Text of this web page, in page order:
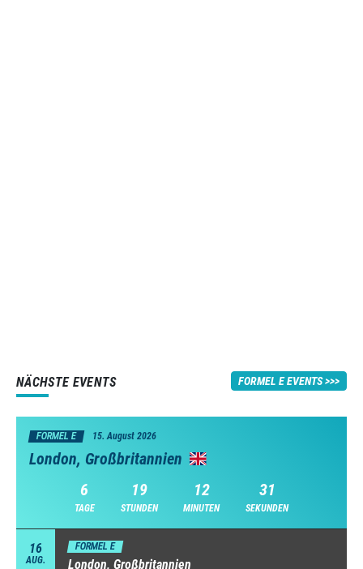
NÄCHSTE EVENTS FORMEL E EVENTS
FORMEL E 15. August 2026
London, Großbritannien
6
TAGE
19
STUNDEN
12
MINUTEN
30
SEKUNDEN
16
AUG.
FORMEL E
London, Großbritannien